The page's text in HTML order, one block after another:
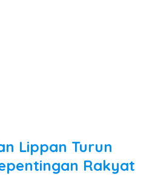
Lippan Turun
Rakyat